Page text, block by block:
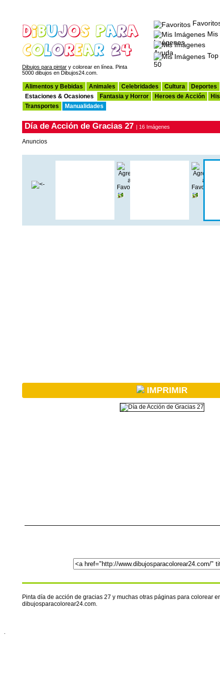
Dibujos para pintar y colorear en línea. Pinta
5000 dibujos en Dibujos24.com.
Mis
Imágenes
Ayuda
Top
50
Alimentos y Bebidas Animales Celebridades Cultura
Deportes
Estaciones & Ocasiones
Fantasia y Horror Heroes de Acción
Transportes
Manualidades
Día de Acción de Gracias 27 | 16 Imágenes
Anuncios
IMPRIMIR
Pinta día de acción de gracias 27 y muchas otras páginas para colorear
dibujosparacolorear24.com.
.